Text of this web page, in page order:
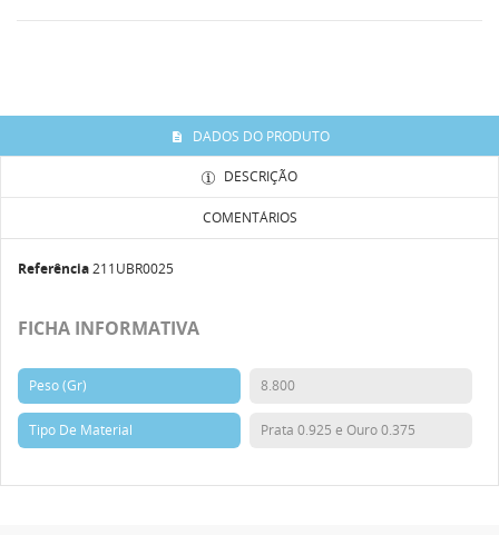
DADOS DO PRODUTO
DESCRIÇÃO
COMENTÁRIOS
Referência211UBR0025
FICHA INFORMATIVA
Peso (Gr) 8.800
Tipo De Material Prata 0.925 e Ouro 0.375